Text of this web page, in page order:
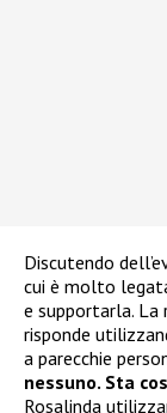
Discutendo
cui è molto
e supportarla. La
risponde
a parecchie
nessuno. Sta
Rosalinda